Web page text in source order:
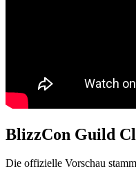
BlizzCon Guild
Die offizielle Vorschau